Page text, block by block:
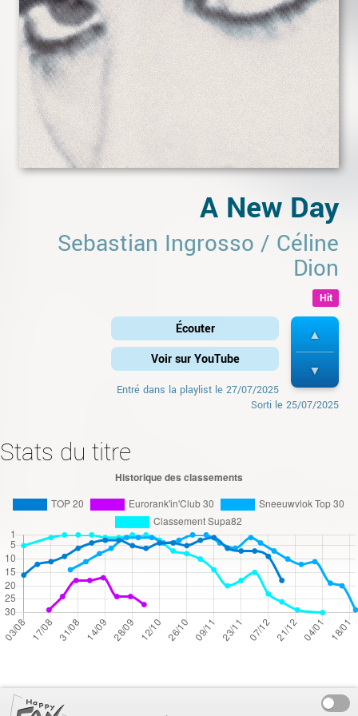
A New Day
Sebastian Ingrosso / Céline
Dion
Hit
Écouter
Voir sur YouTube
Entré dans la playlist le 27/07/2025
Sorti le 25/07/2025
Stats du titre
On